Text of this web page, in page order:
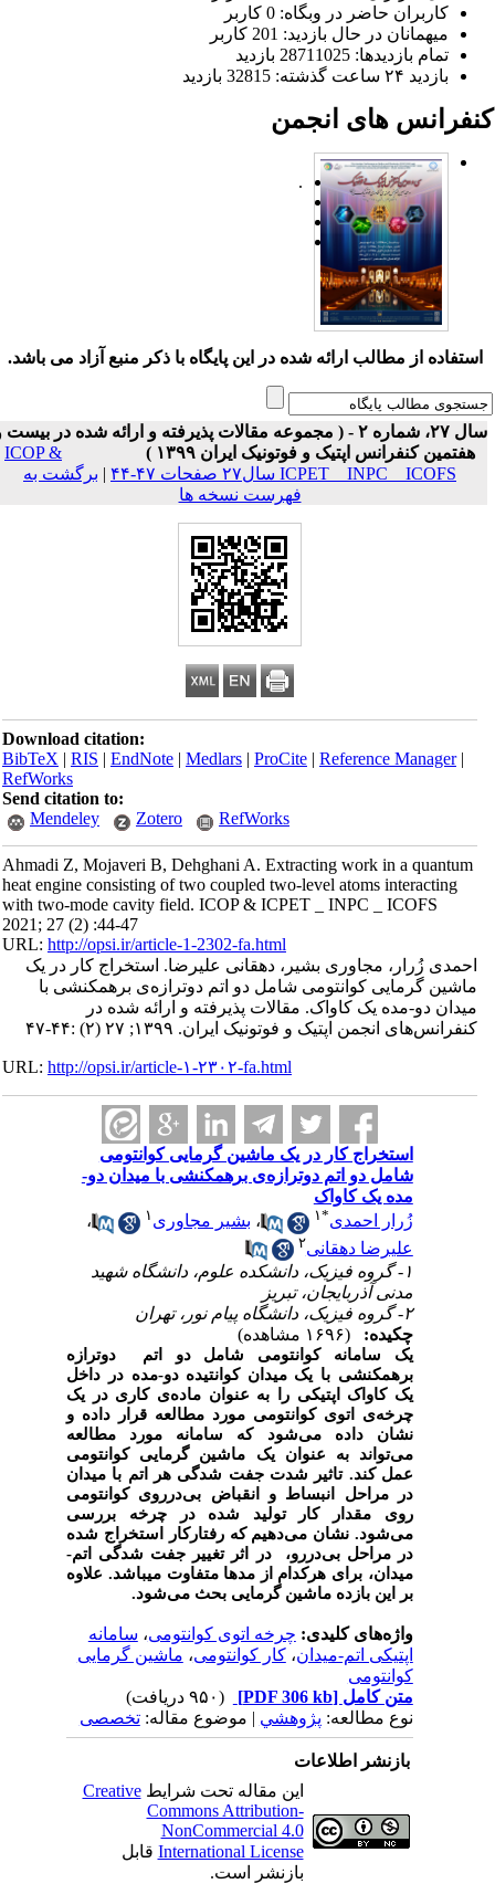
کاربران حاضر در وبگاه: 0 کاربر
میهمانان در حال بازدید: 201 کاربر
تمام بازدید‌ها: 28711025 بازدید
بازدید ۲۴ ساعت گذشته: 32815 بازدید
های انجمن
.
استفاده از مطالب ارائه شده در این پایگاه با ذکر منبع آزاد می باشد.
سال ۲۷، شماره ۲ - ( مجموعه مقالات پذیرفته و ارائه شده در بیست و
هفتمین کنفرانس اپتیک و فوتونیک ایران ۱۳۹۹ )
ICOP &
ICPET _ INPC _ ICOFS سال۲۷ صفحات ۴۷-۴۴
|برگشت به
فهرست نسخه ها
Download citation:
BibTeX|RIS|EndNote|Medlars|ProCite|Reference Manager
RefWorks
Send citation to:
Mendeley
Zotero RefWorks
Ahmadi Z, Mojaveri B, Dehghani A. Extracting work in a quantum
heat engine consisting of two coupled two-level atoms interacting
with two-mode cavity field. ICOP & ICPET _ INPC _ ICOFS
2021; 27 (2) :44-47
URL:http://opsi.ir/article-1-2302-fa.html
احمدی زُرار، مجاوری بشیر، دهقانی علیرضا. استخراج کار در یک
ماشین گرمایی کوانتومی شامل دو اتم دوترازه‌ی برهمکنشی با
میدان دو-مده یک کاواک. مقالات پذیرفته و ارائه شده در
کنفرانس‌های انجمن اپتیک و فوتونیک ایران. ۱۳۹۹; ۲۷ (۲) :۴۴-۴۷
URL:http://opsi.ir/article-۱-۲۳۰۲-fa.html
استخراج کار در یک ماشین گرمایی کوانتومی
شامل دو اتم دوترازه‌ی برهمکنشی با میدان دو-
مده یک کاواک
زُرار احمدی* ۱ ،بشیر مجاوری۱
،
علیرضا دهقانی
۱- گروه فیزیک، دانشکده علوم، دانشگاه شهید
مدنی آذربایجان، تبریز
چکیده:
یک سامانهکوانتومی شامل دو اتم دوترازه
برهمکنشی با یک میدان کوانتیده دو-مده در داخل
یک کاواک اپتیکی را به عنوان ماده‌ی کاری در یک
چرخه‌ی اتوی کوانتومی مورد مطالعه قرار داده و
نشان داده می‌شود که سامانه مورد مطالعه
می‌تواند به عنوان یک ماشین گرمایی کوانتومی
عمل کند. تاثیر شدت جفت شدگی هر اتم با میدان
در مراحل انبساط و انقباض بی‌درروی کوانتومی
روی مقدار کار تولید شده در چرخه بررسی
می‌شود. نشان می‌دهیم که رفتارکار استخراج شده
در مراحل بی‌دررو، در اثر تغییر جفت شدگی اتم-
میدان، برای هرکدام از مدها متفاوت می­باشد. علاوه
بر این بازده ماشین گرمایی بحث می‌شود.
واژه‌های کلیدی:چرخه اتوی کوانتومی،سامانه
اپتیکی اتم-میدان ،کار کوانتومی،ماشین گرمایی
کوانتومی
متن کامل[PDF 306 kb]
نوع مطالعه:پژوهشي| موضوع مقاله:تخصصی
بازنشر اطلاعات
این مقاله تحت شرایطCreative
Commons Attribution-
NonCommercial 4.0
International Licenseقابل
بازنشر است.